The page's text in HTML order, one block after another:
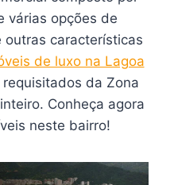
várias opções de
outras características
de luxo na Lagoa
da Zona
Conheça agora
neste bairro!